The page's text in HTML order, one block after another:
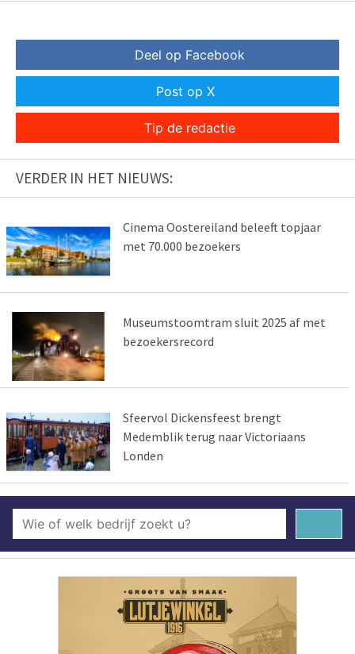
Deel op Facebook
Post op X
Tip de redactie
VERDER IN HET NIEUWS:
Cinema Oostereiland beleeft topjaar
met 70.000 bezoekers
Museumstoomtram sluit 2025 af met
bezoekersrecord
Sfeervol Dickensfeest brengt
Medemblik terug naar Victoriaans
Londen